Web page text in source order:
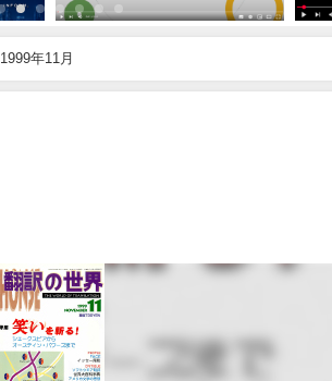
年11月